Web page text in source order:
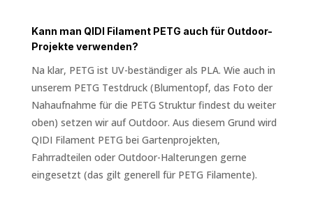
Kann man QIDI Filament PETG auch für Outdoor-
Projekte verwenden?
Na klar, PETG ist UV-beständiger als PLA. Wie auch in
unserem PETG Testdruck (Blumentopf, das Foto der
Nahaufnahme für die PETG Struktur findest du weiter
oben) setzen wir auf Outdoor. Aus diesem Grund wird
QIDI Filament PETG bei Gartenprojekten,
Fahrradteilen oder Outdoor-Halterungen gerne
eingesetzt (das gilt generell für PETG Filamente).